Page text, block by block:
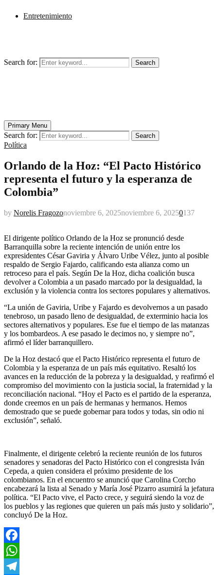
Entretenimiento
Search for: Search
Primary Menu
Search for: Search
Política
Orlando de la Hoz: “El Pacto Histórico
representa el futuro y la esperanza de
Colombia”
by Norelis Fragozonoviembre 6, 2025noviembre 6, 20250137
El dirigente político Orlando de la Hoz se pronunció desde
Barranquilla sobre la reciente intención de unión entre los
expresidentes César Gaviria y Álvaro Uribe Vélez, junto al posible
respaldo de Sergio Fajardo, calificando esta alianza como un
retroceso para el país. Según De la Hoz, dicha coalición busca
devolver a Colombia a un pasado marcado por la desigualdad, la
exclusión y la violencia contra los sectores populares y alternativos.
“La unión de Gaviria, Uribe y Fajardo es devolvernos a un pasado
tenebroso, un pasado lleno de desigualdad, de exterminio hacia los
sectores alternativos y populares. Ese fue el tiempo de las matanzas
y los bombardeos. A ese pasado le decimos no, y siempre no”,
afirmó el líder barranquillero.
De la Hoz destacó que el Pacto Histórico representa el futuro de
Colombia y la esperanza de un país más equitativo. Resaltó los
avances en la reducción de la pobreza y la desigualdad, y reafirmó el
compromiso del movimiento con la justicia social, la fraternidad y la
reconciliación nacional. “Hoy el Pacto es el partido de la esperanza,
donde creemos en un país de hermanas y hermanos. Hemos
demostrado que se puede gobernar para todos y todas, sin odio ni
exclusión”, señaló.
Finalmente, el dirigente celebró la reciente reunión de los futuros
senadores y senadoras del Pacto Histórico con el congresista Iván
Cepeda, a quien considera el próximo presidente de los
colombianos. En el encuentro se anunció que Carolina Corcho
encabezará la lista al Senado y María José Pizarro asumirá la jefatura
política. “El Pacto vive, el Pacto crece, y seguirá siendo la voz de
los pueblos y las regiones que quieren un país más justo y solidario”,
concluyó De la Hoz.
Facebook
WhatsApp